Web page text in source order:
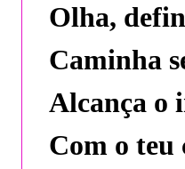
Olha,
Caminha
Alcança o
Com o teu